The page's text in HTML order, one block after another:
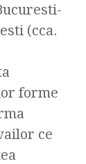
(cca.
forme
ce